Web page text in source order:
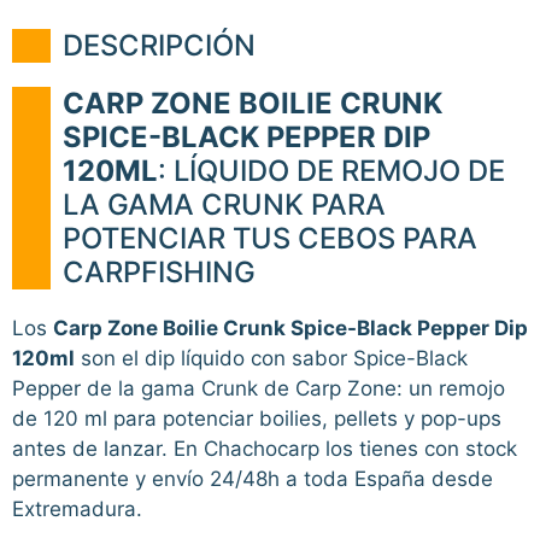
DESCRIPCIÓN
CARP ZONE BOILIE CRUNK
SPICE-BLACK PEPPER DIP
120ML: LÍQUIDO DE REMOJO DE
LA GAMA CRUNK PARA
POTENCIAR TUS CEBOS PARA
CARPFISHING
Los Carp Zone Boilie Crunk Spice-Black Pepper Dip
120ml son el dip líquido con sabor Spice-Black
Pepper de la gama Crunk de Carp Zone: un remojo
de 120 ml para potenciar boilies, pellets y pop-ups
antes de lanzar. En Chachocarp los tienes con stock
permanente y envío 24/48h a toda España desde
Extremadura.